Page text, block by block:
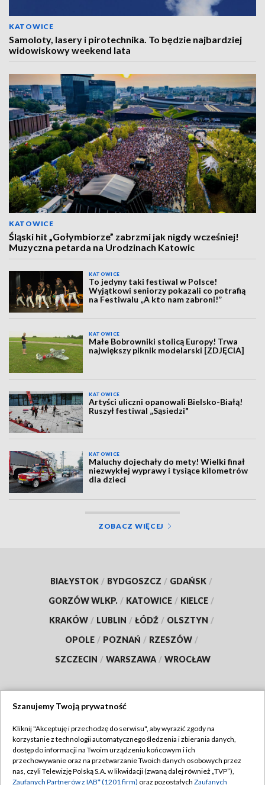
KATOWICE
Samoloty, lasery i pirotechnika. To będzie najbardziej
widowiskowy weekend lata
KATOWICE
Śląski hit „Gołymbiorze” zabrzmi jak nigdy wcześniej!
Muzyczna petarda na Urodzinach Katowic
KATOWICE
To jedyny taki festiwal w Polsce!
Wyjątkowi seniorzy pokazali co potrafią
na Festiwalu „A kto nam zabroni!”
KATOWICE
Małe Bobrowniki stolicą Europy! Trwa
największy piknik modelarski [ZDJĘCIA]
KATOWICE
Artyści uliczni opanowali Bielsko-Białą!
Ruszył festiwal „Sąsiedzi"
KATOWICE
Maluchy dojechały do mety! Wielki finał
niezwykłej wyprawy i tysiące kilometrów
dla dzieci
ZOBACZ WIĘCEJ
BIAŁYSTOK / BYDGOSZCZ / GDAŃSK /
GORZÓW WLKP. / KATOWICE / KIELCE /
KRAKÓW / LUBLIN / ŁÓDŹ / OLSZTYN /
OPOLE / POZNAŃ / RZESZÓW /
SZCZECIN / WARSZAWA / WROCŁAW
TVP
Abonament TVP
Emisja w TVP
Regulamin TVP
Szanujemy Twoją prywatność
Kliknij "Akceptuję i przechodzę do serwisu", aby wyrazić zgody na
korzystanie z technologii automatycznego śledzenia i zbierania danych,
dostęp do informacji na Twoim urządzeniu końcowym i ich
przechowywanie oraz na przetwarzanie Twoich danych osobowych przez
nas, czyli Telewizję Polską S.A. w likwidacji (zwaną dalej również „TVP”),
Zaufanych Partnerów z IAB* (1201 firm) oraz pozostałych Zaufanych